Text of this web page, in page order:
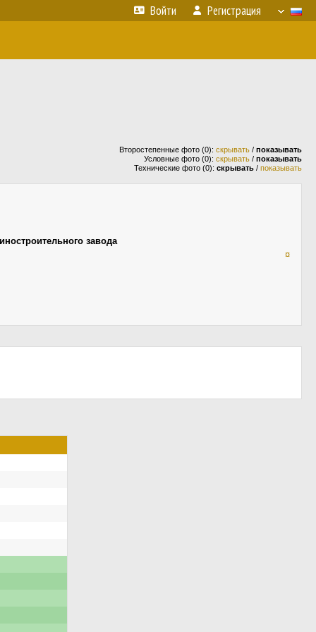
Войти Регистрация
Второстепенные фото (0): скрывать / показывать
Условные фото (0): скрывать / показывать
Технические фото (0): скрывать / показывать
завода
¤